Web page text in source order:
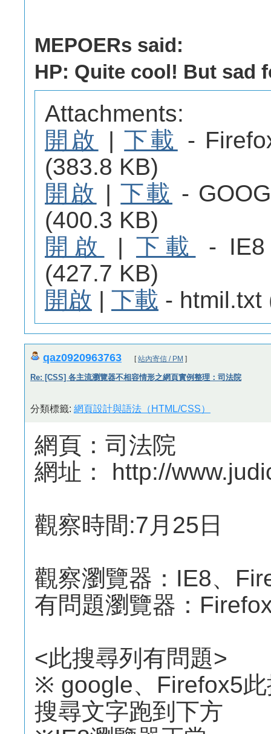
MEPOERs said:
HP: Quite cool! But sad
Attachments:
開啟
|下載 -
(383.8 KB)
開啟 |下載 -
(400.3 KB)
開啟
| 下載
-
(427.7 KB)
開啟 | 下載 - htmil.txt
qaz0920963763 [站內寄信 / PM ]
Re: [CSS] 各主流瀏覽器不相容情形之網頁實例整理：司法院
分類標籤: 網頁設計與語法（HTML/CSS）
網頁：司法院
網址： http://
觀察時間:7月25日
觀察瀏覽器：IE8、
有問題瀏覽器：
<此搜尋列有問題>
※ google、Firefox5
搜尋文字跑到下方